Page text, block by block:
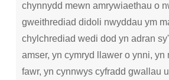
chynnydd mewn amrywiaethau o
gweithrediad didoli nwyddau ym
chylchrediad wedi dod yn adran
amser, yn cymryd llawer o ynni, yn
fawr, yn cynnwys cyfradd gwallau